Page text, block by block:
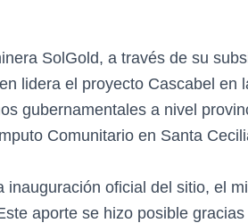
SolGold, a través de su
lidera el proyecto Cascabel en
gubernamentales a nivel
Comunitario en Santa
inauguración oficial del sitio, el
aporte se hizo posible